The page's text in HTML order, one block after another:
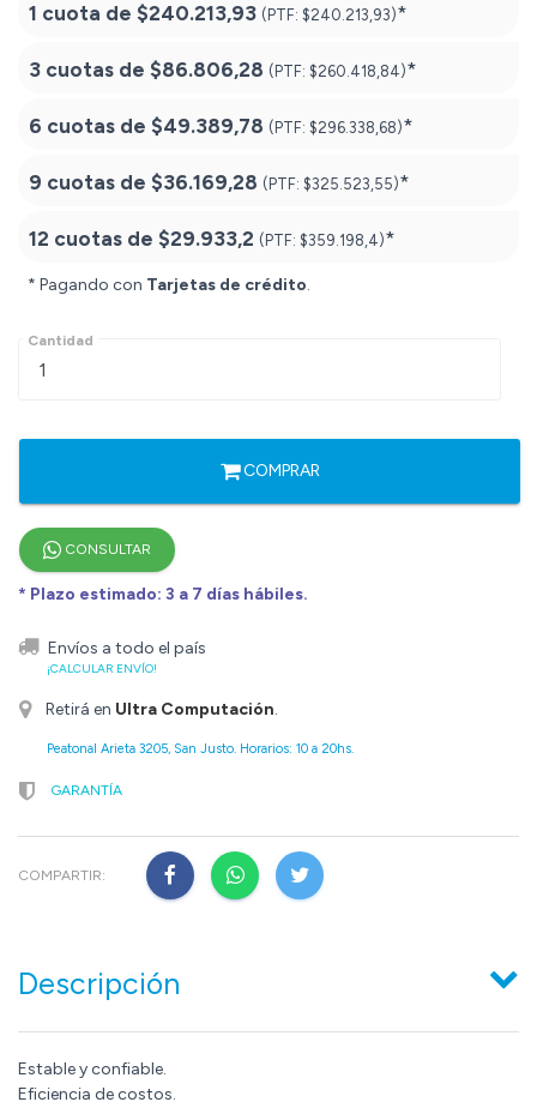
1 cuota de $240.213,93 (PTF: $240.213,93)*
3 cuotas de $86.806,28 (PTF: $260.418,84)*
6 cuotas de $49.389,78 (PTF: $296.338,68)*
9 cuotas de $36.169,28 (PTF: $325.523,55)*
12 cuotas de $29.933,2 (PTF: $359.198,4)*
* Pagando con Tarjetas de crédito.
Cantidad
COMPRAR
CONSULTAR
* Plazo estimado: 3 a 7 días hábiles.
Envíos a todo el país
¡CALCULAR ENVÍO!
Retirá en Ultra Computación.
Peatonal Arieta 3205, San Justo. Horarios: 10 a 20hs.
GARANTÍA
COMPARTIR:
Descripción
Estable y confiable.
Eficiencia de costos.